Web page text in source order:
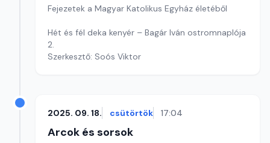
Fejezetek a Magyar Katolikus Egyház életéből
Hét és fél deka kenyér – Bagár Iván ostromnaplója
2.
Szerkesztő: Soós Viktor
2025. 09. 18. csütörtök 17:04
Arcok és sorsok